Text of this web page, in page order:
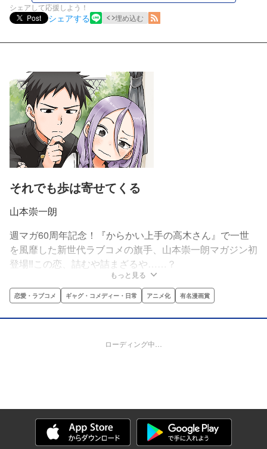
シェアして応援しよう！
Post
シェアする 埋め込む
それでも歩は寄せてくる
山本崇一朗
週マガ60周年記念！『からかい上手の高木さん』で一世
を風靡した新世代ラブコメの旗手、山本崇一朗マガジン初
登場‼この恋、詰むや詰まざるや……？
もっと見る
恋愛・ラブコメ ギャグ・コメディー・日常 アニメ化 有名漫画賞
ローディング中…